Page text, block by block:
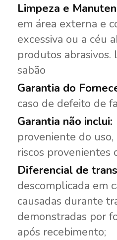
em área externa e
excessiva ou a céu
produtos abrasivos.
sabão
caso de defeito de
proveniente do uso,
riscos provenientes
descomplicada em
causadas durante
demonstradas por
após recebimento;